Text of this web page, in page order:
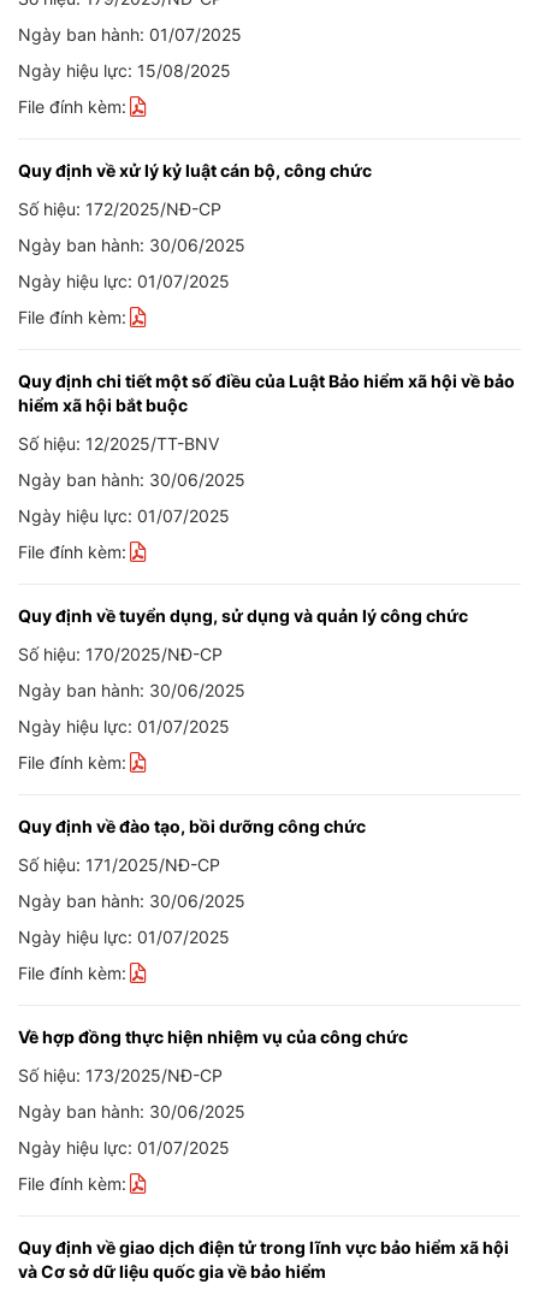
Ngày ban hành: 01/07/2025
Ngày hiệu lực: 15/08/2025
File đính kèm:
Quy định về xử lý kỷ luật cán bộ, công chức
Số hiệu: 172/2025/NĐ-CP
Ngày ban hành: 30/06/2025
Ngày hiệu lực: 01/07/2025
File đính kèm:
Quy định chi tiết một số điều của Luật Bảo hiểm xã hội về bảo
hiểm xã hội bắt buộc
Số hiệu: 12/2025/TT-BNV
Ngày ban hành: 30/06/2025
Ngày hiệu lực: 01/07/2025
File đính kèm:
Quy định về tuyển dụng, sử dụng và quản lý công chức
Số hiệu: 170/2025/NĐ-CP
Ngày ban hành: 30/06/2025
Ngày hiệu lực: 01/07/2025
File đính kèm:
Quy định về đào tạo, bồi dưỡng công chức
Số hiệu: 171/2025/NĐ-CP
Ngày ban hành: 30/06/2025
Ngày hiệu lực: 01/07/2025
File đính kèm:
Về hợp đồng thực hiện nhiệm vụ của công chức
Số hiệu: 173/2025/NĐ-CP
Ngày ban hành: 30/06/2025
Ngày hiệu lực: 01/07/2025
File đính kèm:
Quy định về giao dịch điện tử trong lĩnh vực bảo hiểm xã hội
và Cơ sở dữ liệu quốc gia về bảo hiểm